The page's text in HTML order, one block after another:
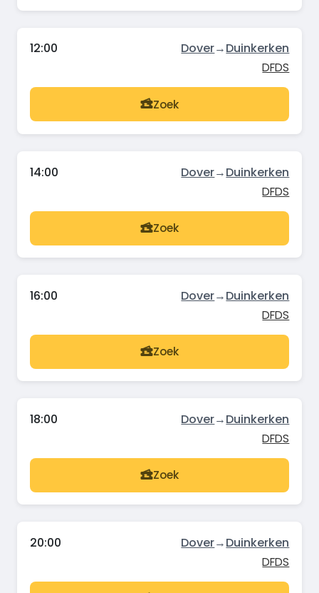
12:00 Dover→Duinkerken
DFDS
Zoek
14:00 Dover→Duinkerken
DFDS
Zoek
16:00 Dover→Duinkerken
DFDS
Zoek
18:00 Dover→Duinkerken
DFDS
Zoek
20:00 Dover→Duinkerken
DFDS